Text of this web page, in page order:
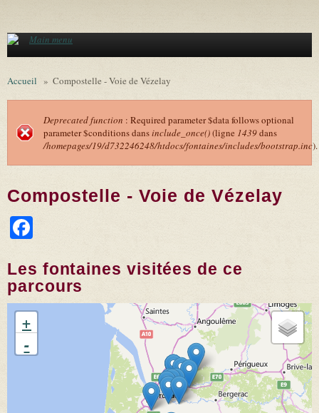
Main menu
Accueil » Compostelle - Voie de Vézelay
Message d'erreur
Deprecated function : Required parameter $data follows optional
parameter $conditions dansinclude_once()(ligne 1439dans
/homepages/19/d732246248/htdocs/fontaines/includes/bootstrap.inc).
Compostelle - Voie de Vézelay
Les fontaines visitées de ce
parcours
+
-